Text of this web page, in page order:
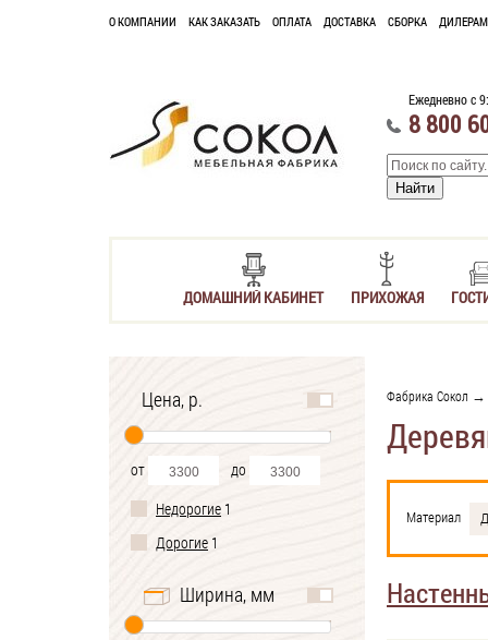
О КОМПАНИИ КАК ЗАКАЗАТЬ ОПЛАТА ДОСТАВКА СБОРКА ДИЛЕРАМ
Ежедневно с
8 800
ДОМАШНИЙ КАБИНЕТ ПРИХОЖАЯ
Цена, р.
от
до
Недорогие 1
Дорогие 1
Ширина, мм
Фабрика Сокол →
Материал